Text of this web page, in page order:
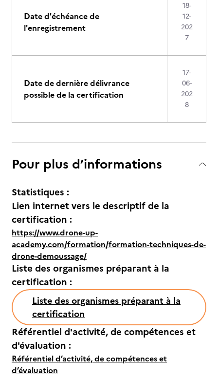
Date d'échéance de
l'enregistrement
18-
12-
202
7
Date de dernière délivrance
possible de la certification
17-
06-
202
8
Pour plus d’informations
Statistiques :
Lien internet vers le descriptif de la
certification :
https://www.drone-up-
academy.com/formation/formation-techniques-de-
drone-demoussage/
Liste des organismes préparant à la
certification :
Liste des organismes préparant à la
certification
Référentiel d'activité, de compétences et
d'évaluation :
Référentiel d’activité, de compétences et
d’évaluation